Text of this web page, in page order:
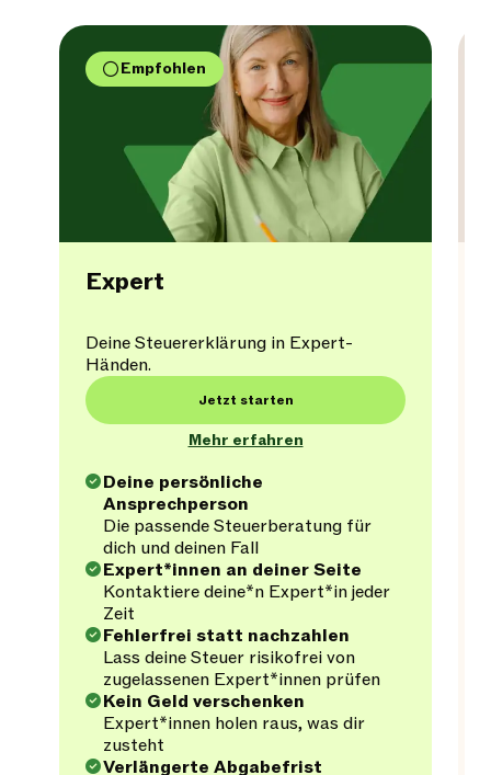
Empfohlen
Expert
Deine Steuererklärung in Expert-
Händen.
Jetzt starten
Mehr erfahren
Deine persönliche
Ansprechperson
Die passende Steuerberatung für
dich und deinen Fall
Expert*innen an deiner Seite
Kontaktiere deine*n Expert*in jeder
Zeit
Fehlerfrei statt nachzahlen
Lass deine Steuer risikofrei von
zugelassenen Expert*innen prüfen
Kein Geld verschenken
Expert*innen holen raus, was dir
zusteht
Verlängerte Abgabefrist